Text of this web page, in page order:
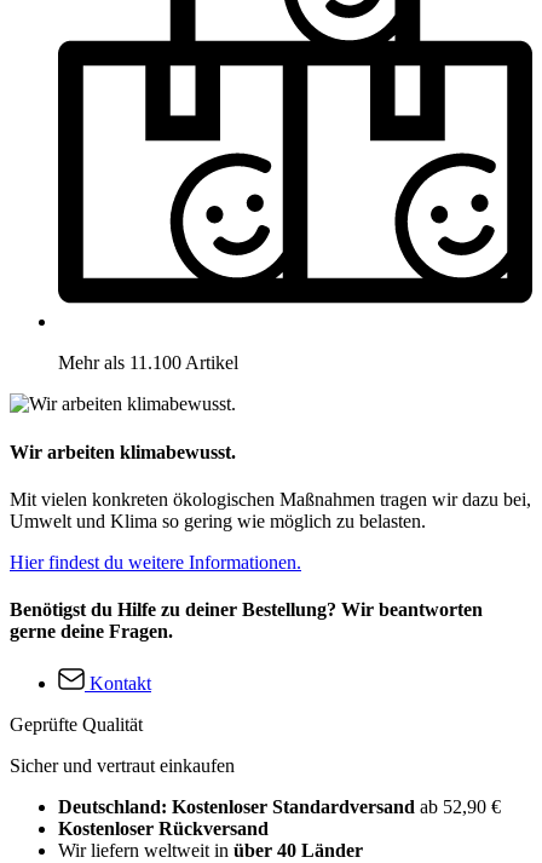
Mehr als 11.100 Artikel
Wir arbeiten klimabewusst.
Mit vielen konkreten ökologischen Maßnahmen tragen wir dazu bei,
Umwelt und Klima so gering wie möglich zu belasten.
Hier findest du weitere Informationen.
Benötigst du Hilfe zu deiner Bestellung? Wir beantworten
gerne deine Fragen.
Kontakt
Geprüfte Qualität
Sicher und vertraut einkaufen
Deutschland: Kostenloser Standardversand ab 52,90 €
Kostenloser Rückversand
Wir liefern weltweit in über 40 Länder